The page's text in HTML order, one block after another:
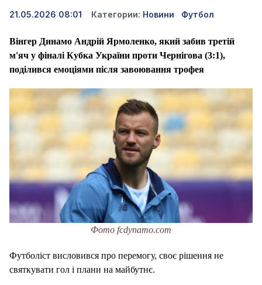
21.05.2026 08:01 Категории: Новини Футбол
Вінгер Динамо Андрій Ярмоленко, який забив третій
м'яч у фіналі Кубка України проти Чернігова (3:1),
поділився емоціями після завоювання трофея
Фото fcdynamo.com
Футболіст висловився про перемогу, своє рішення не
святкувати гол і плани на майбутнє.